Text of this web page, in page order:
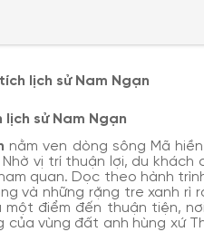
lịch sử Nam Ngạn
lịch sử Nam Ngạn
nằm ven dòng sông Mã
Nhờ vị trí thuận lợi, du
quan. Dọc theo hành
và những rặng tre xanh rì
một điểm đến thuận tiện,
của vùng đất anh hùng xứ